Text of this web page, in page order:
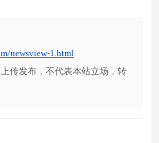
newsview-1.html
传发布，不代表本站立场，转